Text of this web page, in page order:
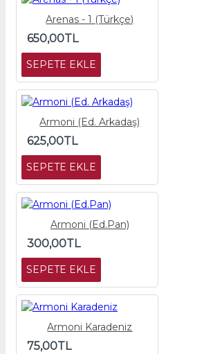
Arenas - 1 (Türkçe)
650,00TL
SEPETE EKLE
Armoni (Ed. Arkadaş)
625,00TL
SEPETE EKLE
Armoni (Ed.Pan)
300,00TL
SEPETE EKLE
Armoni Karadeniz
75,00TL